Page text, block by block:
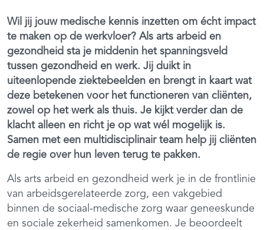
Wil jij jouw medische kennis inzetten om écht impact
te maken op de werkvloer? Als arts arbeid en
gezondheid sta je middenin het spanningsveld
tussen gezondheid en werk. Jij duikt in
uiteenlopende ziektebeelden en brengt in kaart wat
deze betekenen voor het functioneren van cliënten,
zowel op het werk als thuis. Je kijkt verder dan de
klacht alleen en richt je op wat wél mogelijk is.
Samen met een multidisciplinair team help jij cliënten
de regie over hun leven terug te pakken.
Als arts arbeid en gezondheid werk je in de frontlinie
van arbeidsgerelateerde zorg, een vakgebied
binnen de sociaal-medische zorg waar geneeskunde
en sociale zekerheid samenkomen. Je beoordeelt